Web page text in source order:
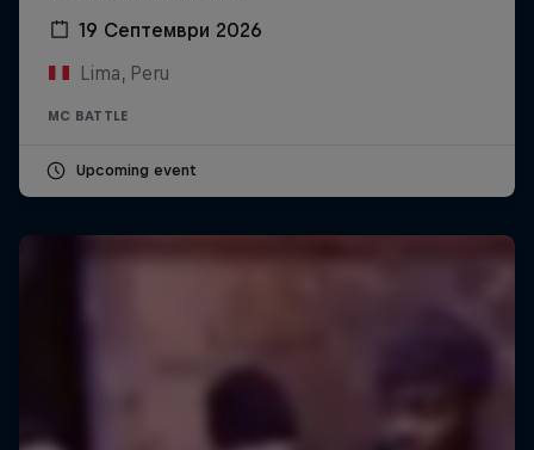
19 Септември 2026
Lima, Peru
MC BATTLE
Upcoming event